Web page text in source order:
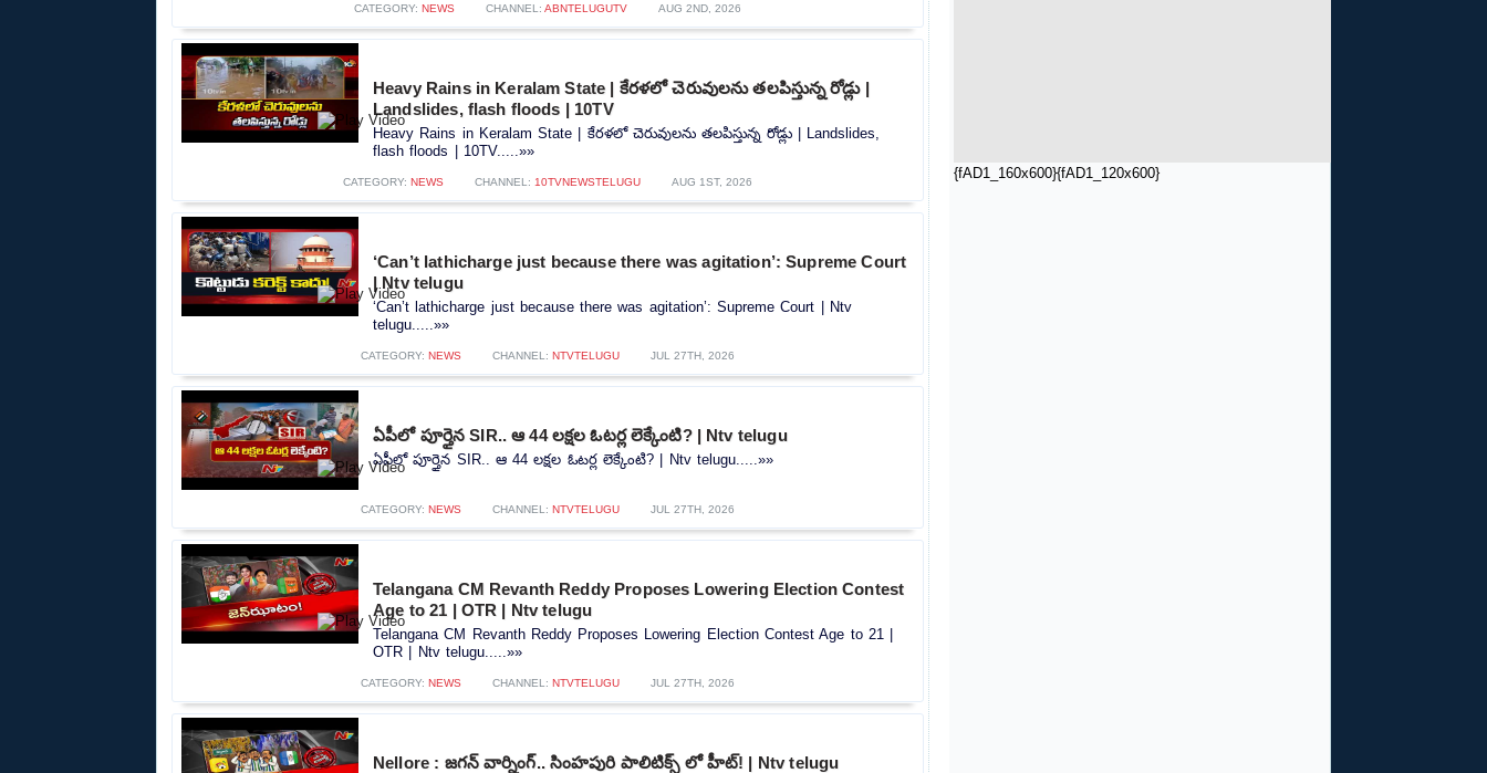
{fAD1_160x600}{fAD1_120x600}
CATEGORY: NEWS CHANNEL: ABNTELUGUTV AUG 2ND, 2026
Heavy Rains in Keralam State | కేరళలో చెరువులను తలపిస్తున్న రోడ్లు |
Landslides, flash floods | 10TV
Heavy Rains in Keralam State | కేరళలో చెరువులను తలపిస్తున్న రోడ్లు | Landslides,
flash floods | 10TV.....»»
CATEGORY: NEWS CHANNEL: 10TVNEWSTELUGU AUG 1ST, 2026
‘Can’t lathicharge just because there was agitation’: Supreme Court
| Ntv telugu
‘Can’t lathicharge just because there was agitation’: Supreme Court | Ntv
telugu.....»»
CATEGORY: NEWS CHANNEL: NTVTELUGU JUL 27TH, 2026
ఏపీలో పూర్తైన SIR.. ఆ 44 లక్షల ఓటర్ల లెక్కేంటి? | Ntv telugu
ఏపీలో పూర్తైన SIR.. ఆ 44 లక్షల ఓటర్ల లెక్కేంటి? | Ntv telugu.....»»
CATEGORY: NEWS CHANNEL: NTVTELUGU JUL 27TH, 2026
Telangana CM Revanth Reddy Proposes Lowering Election Contest
Age to 21 | OTR | Ntv telugu
Telangana CM Revanth Reddy Proposes Lowering Election Contest Age to 21 |
OTR | Ntv telugu.....»»
CATEGORY: NEWS CHANNEL: NTVTELUGU JUL 27TH, 2026
Nellore : జగన్ వార్నింగ్.. సింహపురి పాలిటిక్స్ లో హీట్! | Ntv telugu